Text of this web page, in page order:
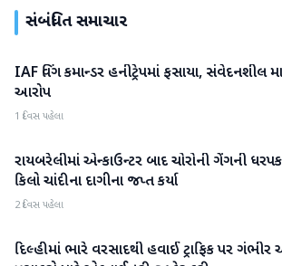
સંબંધિત સમાચાર
રાષ્ટ્રીય
IAF વિંગ કમાન્ડર હનીટ્રેપમાં ફસાયા, સંવેદનશીલ
આરોપ
1 દિવસ પહેલા
રાષ્ટ્રીય
રાયબરેલીમાં એન્કાઉન્ટર બાદ ચોરોની ગેંગની
કિલો ચાંદીના દાગીના જપ્ત કર્યા
2 દિવસ પહેલા
રાષ્ટ્રીય
દિલ્હીમાં ભારે વરસાદથી હવાઈ ટ્રાફિક પર